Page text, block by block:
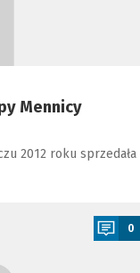
Mennicy
2012 roku sprzedała
0